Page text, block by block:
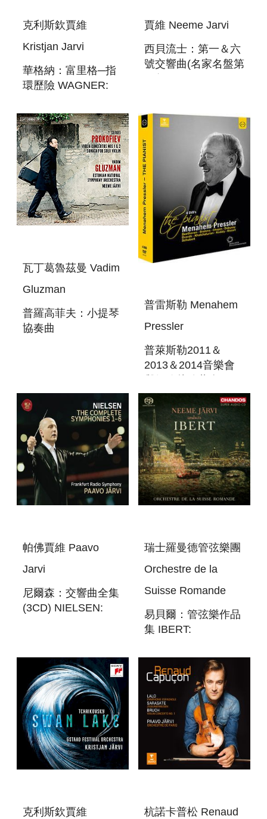
克利斯欽賈維
Kristjan Jarvi
華格納：富里格─指
環歷險 WAGNER:
ORCHESTRAL
ADVENTURE
賈維 Neeme Jarvi
西貝流士：第一＆六
號交響曲(名家名盤第
85)
瓦丁葛魯茲曼 Vadim
Gluzman
普羅高菲夫：小提琴
協奏曲
普雷斯勒 Menahem
Pressler
普萊斯勒2011＆
2013＆2014音樂會
4DVD MENAHEM
PRESSLER BOX:
PARIS
RECITAL,GALA &
DOCUMENTARY
帕佛賈維 Paavo
Jarvi
尼爾森：交響曲全集
(3CD) NIELSEN:
瑞士羅曼德管弦樂團
Orchestre de la
Suisse Romande
易貝爾：管弦樂作品
集 IBERT:
WORKS
克利斯欽賈維
杭諾卡普松 Renaud